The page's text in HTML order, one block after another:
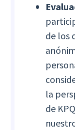
de los
la
de